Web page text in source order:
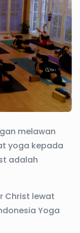
melawan
yoga kepada
adalah
Christ lewat
Yoga